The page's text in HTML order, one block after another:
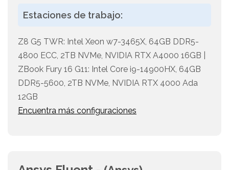
Estaciones de trabajo:
Z8 G5 TWR: Intel Xeon w7-3465X, 64GB DDR5-
4800 ECC, 2TB NVMe, NVIDIA RTX A4000 16GB |
ZBook Fury 16 G11: Intel Core i9-14900HX, 64GB
DDR5-5600, 2TB NVMe, NVIDIA RTX 4000 Ada
12GB
Encuentra más configuraciones